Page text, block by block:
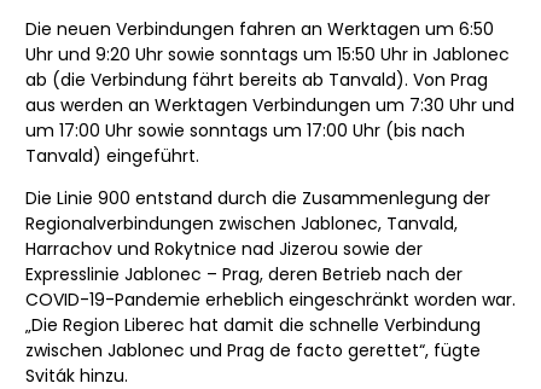
Die neuen Verbindungen fahren an Werktagen um 6:50
Uhr und 9:20 Uhr sowie sonntags um 15:50 Uhr in Jablonec
ab (die Verbindung fährt bereits ab Tanvald). Von Prag
aus werden an Werktagen Verbindungen um 7:30 Uhr und
um 17:00 Uhr sowie sonntags um 17:00 Uhr (bis nach
Tanvald) eingeführt.
Die Linie 900 entstand durch die Zusammenlegung der
Regionalverbindungen zwischen Jablonec, Tanvald,
Harrachov und Rokytnice nad Jizerou sowie der
Expresslinie Jablonec – Prag, deren Betrieb nach der
COVID-19-Pandemie erheblich eingeschränkt worden war.
„Die Region Liberec hat damit die schnelle Verbindung
zwischen Jablonec und Prag de facto gerettet“, fügte
Sviták hinzu.